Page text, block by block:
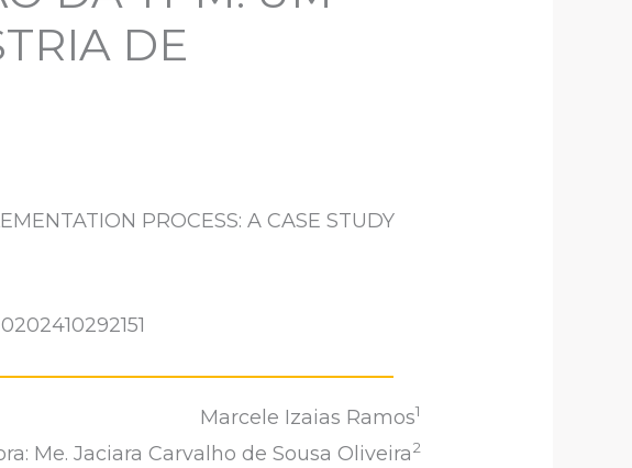
DE
PROCESS: A CASE STUDY
Marcele Izaias Ramos1
Me. Jaciara Carvalho de Sousa Oliveira2